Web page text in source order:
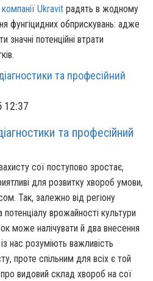
компанії Ukravit радять в жодному
фунгіцидних обприскувань: адже
потенційні втрати
12:37
та професійний
сої поступово зростає,
для розвитку хвороб умови,
Так, залежно від регіону
врожайності культури
може налічувати й два внесення
нас розуміють важливість
проте спільним для всіх є той
видовий склад хвороб на сої